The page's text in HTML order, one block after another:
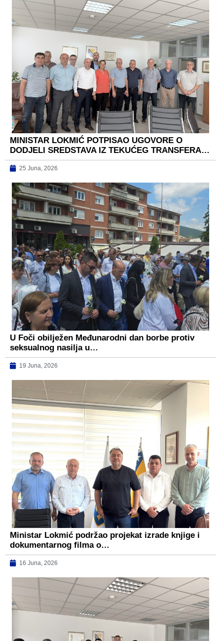
MINISTAR LOKMIĆ POTPISAO UGOVORE O
DODJELI SREDSTAVA IZ TEKUĆEG TRANSFERA…
25 Juna, 2026
U Foči obilježen Međunarodni dan borbe protiv
seksualnog nasilja u…
19 Juna, 2026
Ministar Lokmić podržao projekat izrade knjige i
dokumentarnog filma o…
16 Juna, 2026